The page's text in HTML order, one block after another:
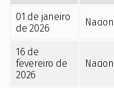
01 de janeiro
de 2026
16 de
fevereiro de
2026